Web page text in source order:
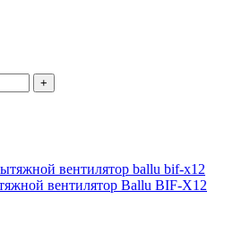
+
вентилятор Ballu BIF-X12